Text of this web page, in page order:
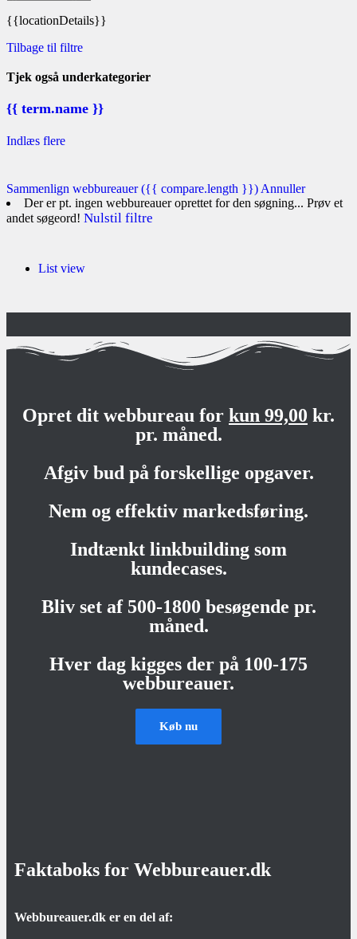
{{locationDetails}}
Tilbage til filtre
Tjek også underkategorier
{{ term.name }}
Indlæs flere
Sammenlign webbureauer({{ compare.length }}) Annuller
Der er pt. ingen webbureauer oprettet for den søgning... Prøv et
andet søgeord! Nulstil filtre
List view
Opret dit webbureau for kun 99,00 kr.
pr. måned.
Afgiv bud på forskellige opgaver.
Nem og effektiv markedsføring.
Indtænkt linkbuilding som
kundecases.
Bliv set af 500-1800 besøgende pr.
måned.
Hver dag kigges der på 100-175
webbureauer.
Køb nu
Faktaboks for Webbureauer.dk
Webbureauer.dk er en del af: